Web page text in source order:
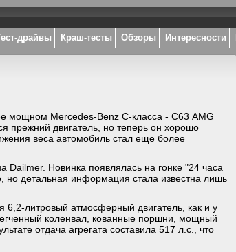
драйвы Краш-тесты Обзоры Интересности
мощном Mercedes-Benz C-класса - С63 AMG
прежний двигатель, но теперь он хорошо
веса автомобиль стал еще более
Новинка появлялась на гонке "24 часа
но детальная информация стала известна лишь
6,2-литровый атмосферный двигатель, как и у
коленвал, кованные поршни, мощный
отдача агрегата составила 517 л.с., что